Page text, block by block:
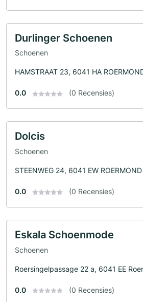
Durlinger Schoenen
Schoenen
HAMSTRAAT 23, 6041 HA
0.0 (0 Recensies)
Dolcis
Schoenen
STEENWEG 24, 6041 EW ROERMOND
0.0 (0 Recensies)
Eskala Schoenmode
Schoenen
Roersingelpassage 22 a, 6041 EE
0.0 (0 Recensies)